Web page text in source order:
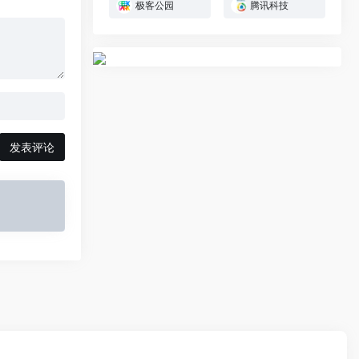
发表评论
极客公园 腾讯科技